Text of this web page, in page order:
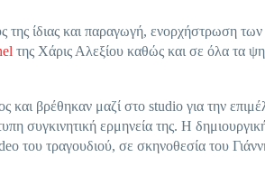
της ίδιας και παραγωγή, ενορχήστρωση των
της Χάρις Αλεξίου καθώς και σε όλα τα
βρέθηκαν μαζί στο studio για την
συγκινητική ερμηνεία της. Η
του τραγουδιού, σε σκηνοθεσία του